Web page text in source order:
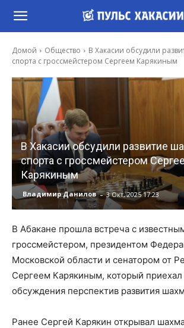
Домой Общество
В Хакасии обсудили
спорта с гроссмейстером Сергеем Карякиным
В Хакасии обсудили развитие
спорта с гроссмейстером
Карякиным
Владимир Данилов - 3 Окт, 2025 17:23
В Абакане прошла встреча с
гроссмейстером, президентом
Московской области и сенатором от
Сергеем Карякиным, который приехал
обсуждения перспектив развития
Ранее Сергей Карякин открывал